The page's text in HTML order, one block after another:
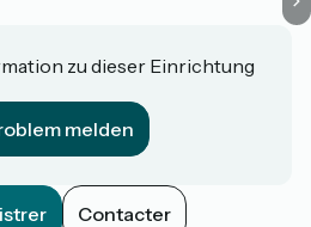
zu dieser Einrichtung
melden
Contacter